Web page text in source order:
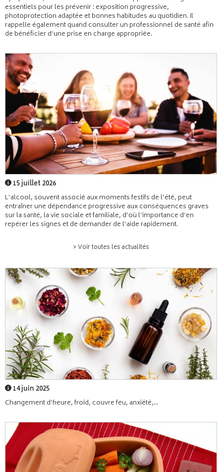
essentiels pour les prévenir : exposition progressive,
photoprotection adaptée et bonnes habitudes au quotidien. Il
rappelle également quand consulter un professionnel de santé afin
de bénéficier d’une prise en charge appropriée.
15 juillet 2026
L’alcool, souvent associé aux moments festifs de l’été, peut
entraîner une dépendance progressive aux conséquences graves
sur la santé, la vie sociale et familiale, d’où l’importance d’en
repérer les signes et de demander de l’aide rapidement.
> Voir toutes les actualités
14 juin 2025
Changement d’heure, froid, couvre feu, anxiété,...